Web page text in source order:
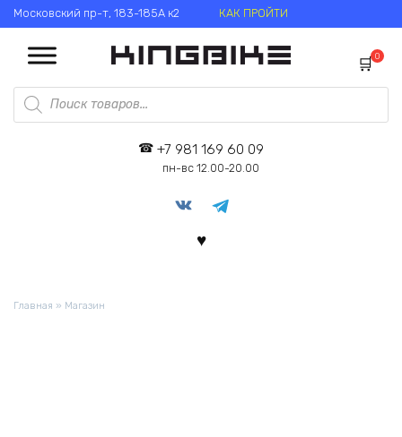
Перейти
к
содержанию
Московский пр-т, 183-185А к2 КАК ПРОЙТИ
Поиск
товаров
0
+7 981 169 60 09
пн-вс 12.00-20.00
Главная » Магазин